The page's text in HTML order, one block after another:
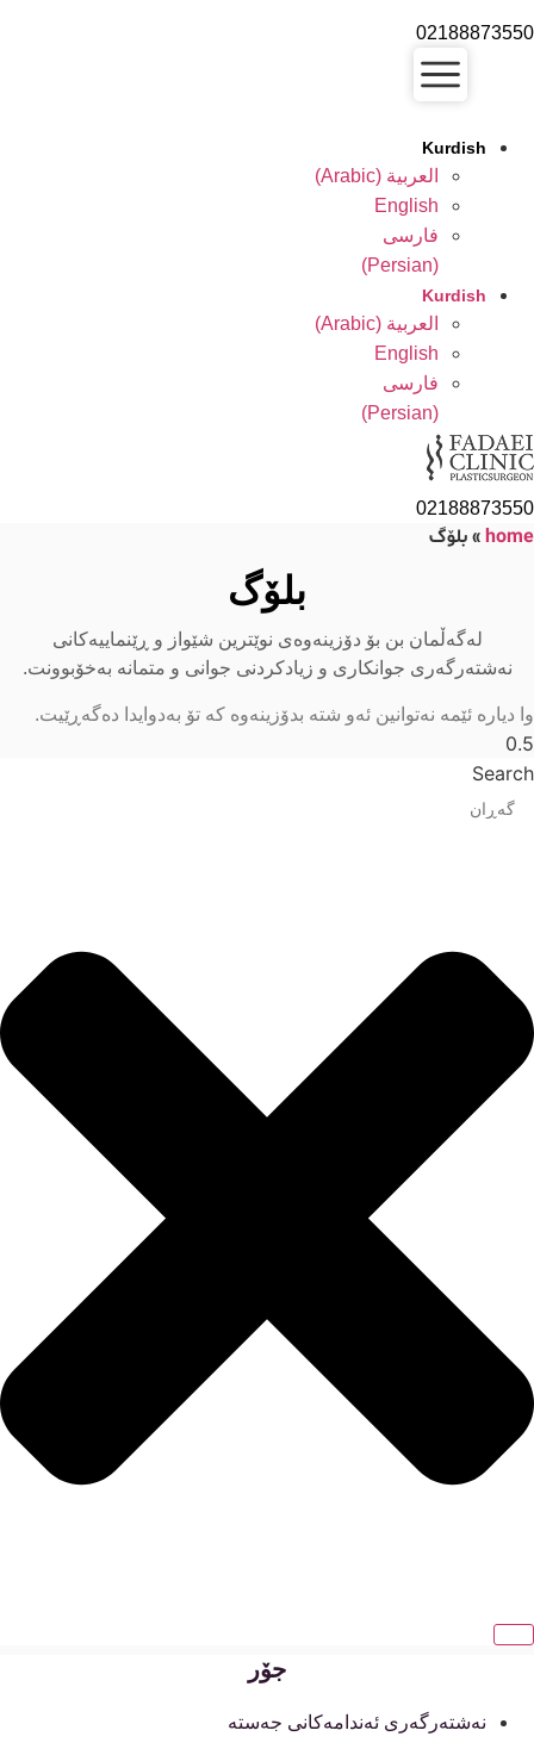
02188873550
Kurdish
العربية (
Arabic
)
English
فارسی
(
Persian
)
Kurdish
العربية (
Arabic
)
English
فارسی
(
Persian
)
02188873550
home
»بلۆگ
بلۆگ
لەگەڵمان بن بۆ دۆزینەوەی نوێترین شێواز و ڕێنماییەکانی
نەشتەرگەری جوانکاری و زیادکردنی جوانی و متمانە بەخۆبوونت.
وا دیارە ئێمە نەتوانین ئەو شتە بدۆزینەوە کە تۆ بەدوایدا دەگەڕێیت.
Search
جۆر
نەشتەرگەری ئەندامەکانی جەستە